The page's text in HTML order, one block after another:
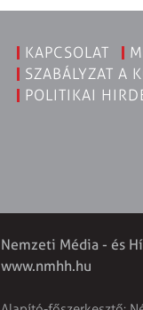
KAPCSOLAT
SZABÁLYZAT A
POLITIKAI
Nemzeti Média - és
www.nmhh.hu